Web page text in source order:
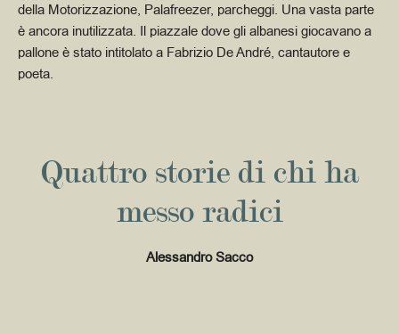
della Motorizzazione, Palafreezer, parcheggi. Una vasta parte
è ancora inutilizzata. Il piazzale dove gli albanesi giocavano a
pallone è stato intitolato a Fabrizio De André, cantautore e
poeta.
Quattro storie di chi ha
messo radici
Alessandro Sacco